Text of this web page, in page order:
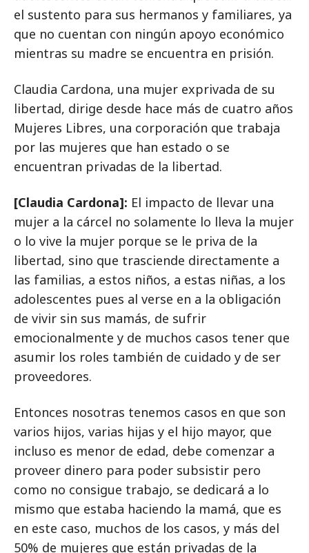
el sustento para sus hermanos y familiares, ya
que no cuentan con ningún apoyo económico
mientras su madre se encuentra en prisión.
Claudia Cardona, una mujer exprivada de su
libertad, dirige desde hace más de cuatro años
Mujeres Libres, una corporación que trabaja
por las mujeres que han estado o se
encuentran privadas de la libertad.
[Claudia Cardona]: El impacto de llevar una
mujer a la cárcel no solamente lo lleva la mujer
o lo vive la mujer porque se le priva de la
libertad, sino que trasciende directamente a
las familias, a estos niños, a estas niñas, a los
adolescentes pues al verse en a la obligación
de vivir sin sus mamás, de sufrir
emocionalmente y de muchos casos tener que
asumir los roles también de cuidado y de ser
proveedores.
Entonces nosotras tenemos casos en que son
varios hijos, varias hijas y el hijo mayor, que
incluso es menor de edad, debe comenzar a
proveer dinero para poder subsistir pero
como no consigue trabajo, se dedicará a lo
mismo que estaba haciendo la mamá, que es
en este caso, muchos de los casos, y más del
50% de mujeres que están privadas de la